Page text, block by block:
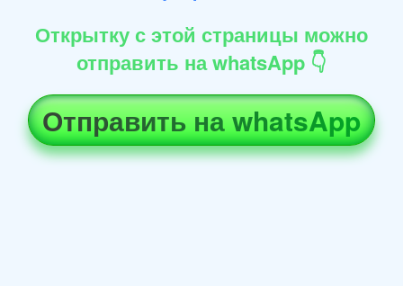
Открытку с этой страницы можно
отправить на whatsApp 👇
Отправить на whatsApp